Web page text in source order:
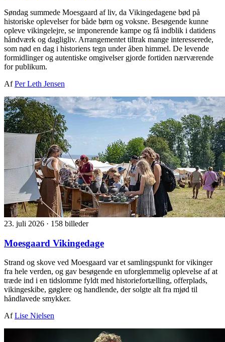
Søndag summede Moesgaard af liv, da Vikingedagene bød på
historiske oplevelser for både børn og voksne. Besøgende kunne
opleve vikingelejre, se imponerende kampe og få indblik i datidens
håndværk og dagligliv. Arrangementet tiltrak mange interesserede,
som nød en dag i historiens tegn under åben himmel. De levende
formidlinger og autentiske omgivelser gjorde fortiden nærværende
for publikum.
AfPer Leth Jensen
23. juli 2026 · 158 billeder
Moesgaard Vikingedage
Strand og skove ved Moesgaard var et samlingspunkt for vikinger
fra hele verden, og gav besøgende en uforglemmelig oplevelse af at
træde ind i en tidslomme fyldt med historiefortælling, offerplads,
vikingeskibe, gøglere og handlende, der solgte alt fra mjød til
håndlavede smykker.
AfLise Nielsen